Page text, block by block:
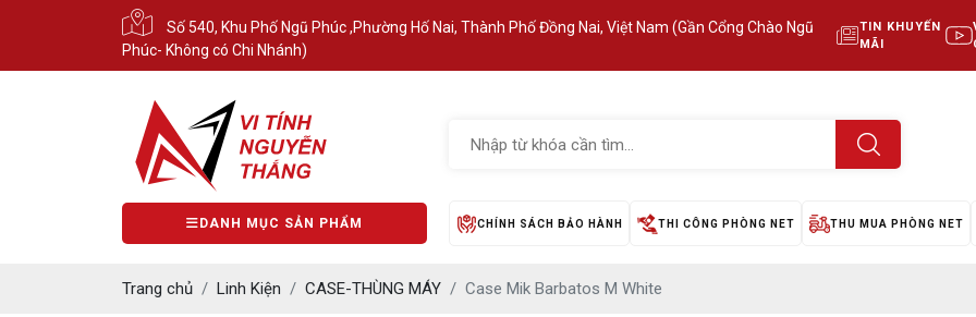
Số 540, Khu Phố Ngũ Phúc ,Phường Hố Nai, Thành Phố Đồng Nai, Việt Nam (Gần Cổng Chào Ngũ
Phúc- Không có Chi Nhánh)
TIN KHUYẾN
MÃI
DANH MỤC SẢN PHẨM CHÍNH SÁCH BẢO HÀNH THI CÔNG PHÒNG NET THU MUA PHÒNG NET
Trang chủ Linh Kiện CASE-THÙNG MÁY Case Mik Barbatos M White